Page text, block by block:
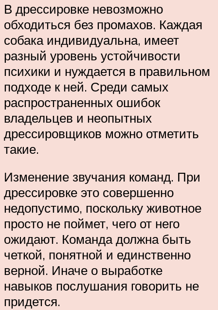
В дрессировке невозможно
обходиться без промахов. Каждая
собака индивидуальна, имеет
разный уровень устойчивости
психики и нуждается в правильном
подходе к ней. Среди самых
распространенных ошибок
владельцев и неопытных
дрессировщиков можно отметить
такие.
Изменение звучания команд. При
дрессировке это совершенно
недопустимо, поскольку животное
просто не поймет, чего от него
ожидают. Команда должна быть
четкой, понятной и единственно
верной. Иначе о выработке
навыков послушания говорить не
придется.